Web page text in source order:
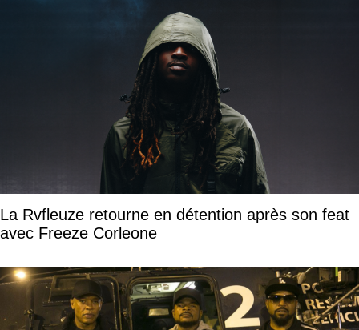
La Rvfleuze retourne en détention après son feat
avec Freeze Corleone